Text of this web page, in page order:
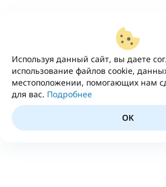
Используя данный сайт, вы даете
использование файлов cookie,
местоположении, помогающих нам
для вас. Подробнее
OK